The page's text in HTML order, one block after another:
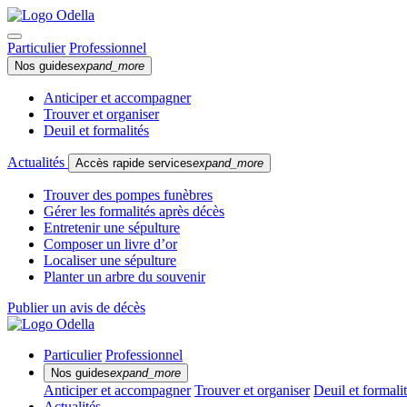
Particulier Professionnel
Nos guidesexpand_more
Anticiper et accompagner
Trouver et organiser
Deuil et formalités
Actualités Accès rapide servicesexpand_more
Trouver des pompes funèbres
Gérer les formalités après décès
Entretenir une sépulture
Composer un livre d’or
Localiser une sépulture
Planter un arbre du souvenir
Publier un avis de décès
Particulier Professionnel
Nos guidesexpand_more
Anticiper et accompagner Trouver et organiser Deuil et